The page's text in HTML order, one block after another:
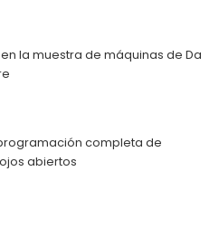
la muestra de máquinas de Da
completa de
abiertos